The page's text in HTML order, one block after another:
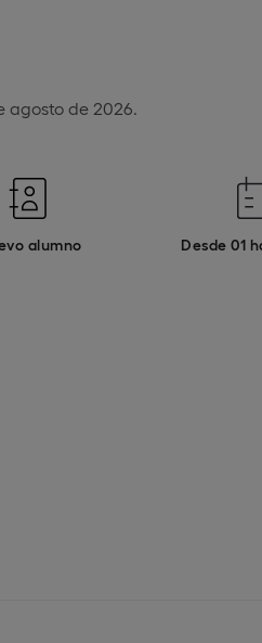
agosto de 2026.
alumno Desde 01